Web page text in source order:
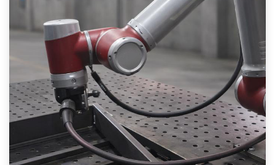
Descoperă RiA Ecosystem
Platformă integrată pentru managementul flotei de roboți
Monitorizare în timp real și analiză date
Conectează roboți, software și servicii într-o singură
soluție
Scalabil de la 1 robot la zeci de unități